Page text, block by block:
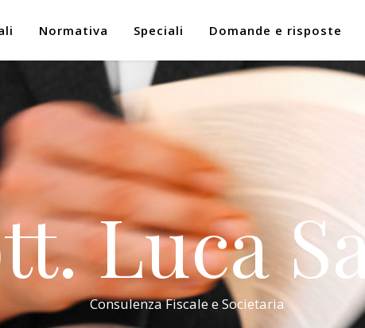
Normativa Speciali Domande e risposte
Luca
Consulenza Fiscale e Societaria